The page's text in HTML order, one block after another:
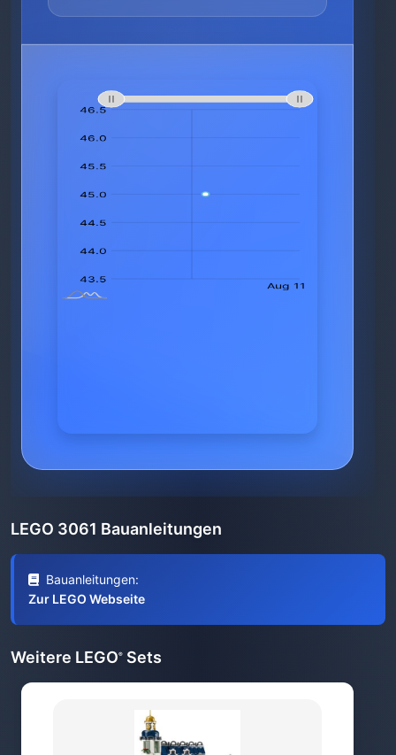
LEGO 3061 Bauanleitungen
Bauanleitungen:
Zur LEGO Webseite
Weitere LEGO® Sets